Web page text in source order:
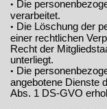
• Die
verarbeitet.
• Die Löschung der
einer rechtlichen
Recht der
unterliegt.
• Die
angebotene Dienste
Abs. 1 DS-GVO